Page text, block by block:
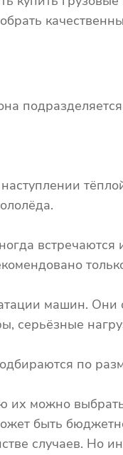
машин.
серьёзные
по
их можно
быть
случаев. Но